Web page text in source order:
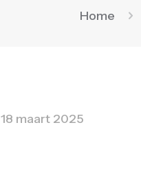
Home
18 maart 2025